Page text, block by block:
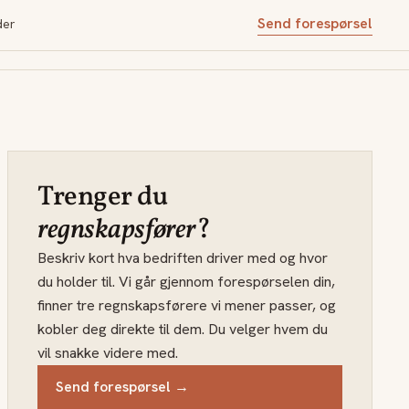
Send forespørsel
Trenger du
regnskapsfører?
Beskriv kort hva bedriften driver med og hvor
du holder til. Vi går gjennom forespørselen din,
finner tre regnskapsførere vi mener passer, og
kobler deg direkte til dem. Du velger hvem du
vil snakke videre med.
Send forespørsel →